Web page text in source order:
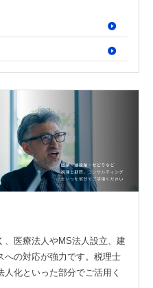
、医療法人やMS法人設立、建
への対応が強力です。税理士
化といった部分でご活用く